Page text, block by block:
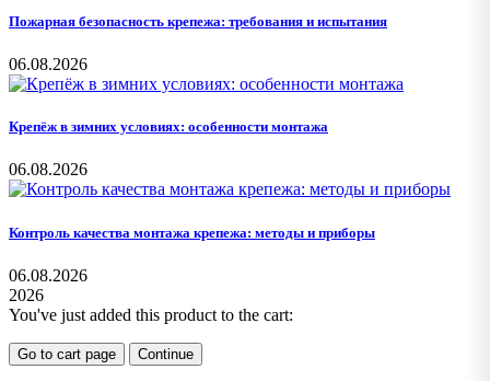
Пожарная безопасность крепежа: требования и испытания
06.08.2026
Крепёж в зимних условиях: особенности монтажа
06.08.2026
Контроль качества монтажа крепежа: методы и приборы
06.08.2026
2026
You've just added this product to the cart:
Go to cart page Continue